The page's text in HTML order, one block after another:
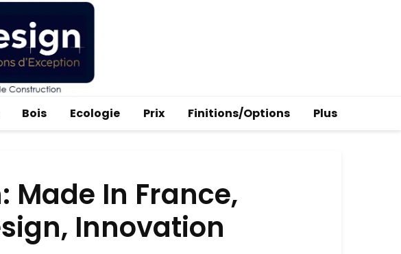
Bois Ecologie Prix Finitions/Options Plus
Made In France,
Innovation